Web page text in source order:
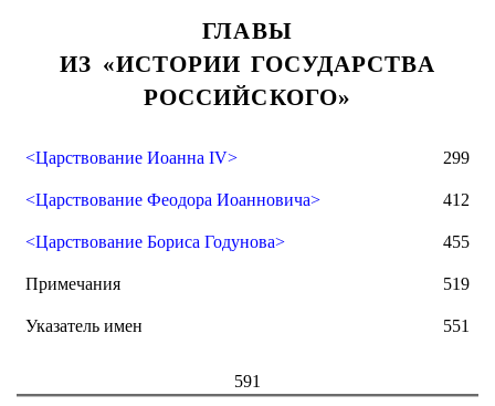
ГЛАВЫ
ИЗ «ИСТОРИИ ГОСУДАРСТВА
РОССИЙСКОГО»
<Царствование Иоанна IV> 299
<Царствование Феодора Иоанновича> 412
<Царствование Бориса Годунова> 455
Примечания 519
Указатель имен 551
591